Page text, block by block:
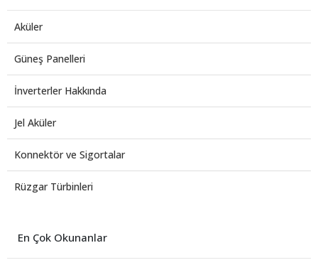
Aküler
Güneş Panelleri
İnverterler Hakkında
Jel Aküler
Konnektör ve Sigortalar
Rüzgar Türbinleri
En Çok Okunanlar